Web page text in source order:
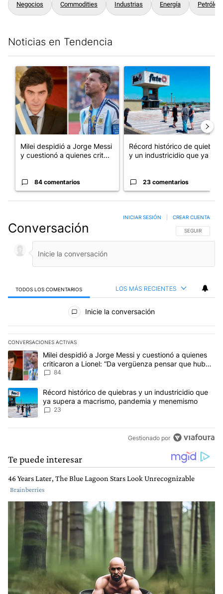
Negocios Commodities Industrias Energía Petróleo
Noticias en Tendencia
Un artículo de tendencia con el título "Milei despidió a Jorge
Milei despidió a Jorge Messi
y cuestionó a quienes crit...
84 comentarios
Un artículo de tendencia
Récord histórico de quiebras
y un industricidio que ya ...
23 comentarios
Conversación SIGA ESTA
SEGUIR
INICIAR SESIÓN CREAR CUENTA
TODOS LOS COMENTARIOS LOS MÁS RECIENTES
Todos los comentarios
Inicie la conversación
CONVERSACIONES ACTIVAS
Este listado muestra los artículos con más comentarios en los
Un artículo de tendencia con el título "Milei despidió a Jorge
Milei despidió a Jorge Messi y cuestionó a quienes
criticaron a Lionel: “Da vergüenza pensar que hubo
anti-Messi”
84
Un artículo de tendencia con el título "Récord histórico de
Récord histórico de quiebras y un industricidio que
ya supera a macrismo, pandemia y menemismo
23
Gestionado por